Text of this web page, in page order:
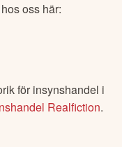
oss här:
för insynshandel i
Realfiction.